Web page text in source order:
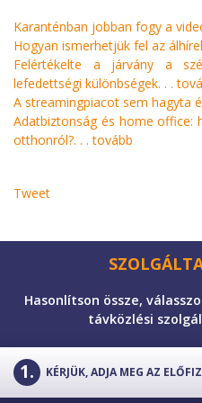
Karanténban jobban fogy a
Hogyan ismerhetjük fel az
Felértékelte a járvány a
lefedettségi különbségek. . .
A streamingpiacot sem hagyta
Adatbiztonság és home office:
otthonról?. . .tovább
Tweet
Hasonlítson össze,
távközlési
KÉRJÜK, ADJA MEG AZ